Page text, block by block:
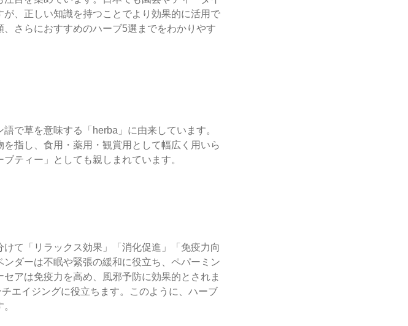
、正しい知識を持つことでより効果的に活用で
さらにおすすめのハーブ5選までをわかりやす
で草を意味する「herba」に由来しています。
指し、食用・薬用・観賞用として幅広く用いら
ティー」としても親しまれています。
て「リラックス効果」「消化促進」「免疫力向
ダーは不眠や緊張の緩和に役立ち、ペパーミン
アは免疫力を高め、風邪予防に効果的とされま
エイジングに役立ちます。このように、ハーブ